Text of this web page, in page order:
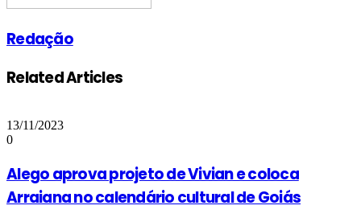
Redação
Related Articles
13/11/2023
0
Alego aprova projeto de Vivian e coloca
Arraiana no calendário cultural de Goiás